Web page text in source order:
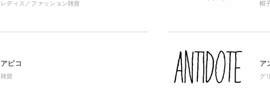
レディス／ファッション雑貨 帽
アピコ
雑貨
ア
グ